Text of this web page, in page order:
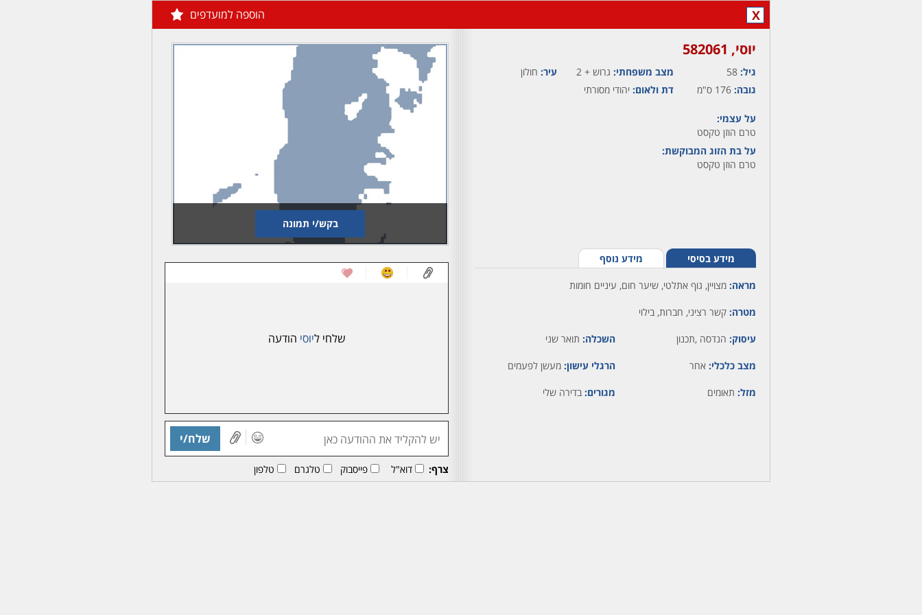
X הוספה למועדפים
יוסי,‏ 582061
גיל: 58 מצב משפחתי: גרוש + 2 עיר: חולון
גובה: 176 ס"מ דת ולאום: יהודי מסורתי
על עצמי:
טרם הוזן טקסט
על בת הזוג המבוקשת:
טרם הוזן טקסט
מידע בסיסי מידע נוסף
מראה: מצויין, גוף אתלטי, שיער חום, עיניים חומות
מטרה: קשר רציני, חברות, בילוי
עיסוק: הנדסה ,תכנון השכלה: תואר שני
מצב כלכלי: אחר הרגלי עישון: מעשן לפעמים
מזל: תאומים מגורים: בדירה שלי
בקש/י תמונה
שלחי ליוסי הודעה
שלח/י
צרף: דוא"ל פייסבוק טלגרם טלפון